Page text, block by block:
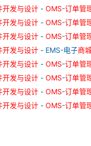
开发与设计 - OMS-订单管
开发与设计 - OMS-订单管
开发与设计 - OMS-订单管
开发与设计 - EMS-电子商
开发与设计 - OMS-订单管
开发与设计 - OMS-订单管
开发与设计 - OMS-订单管
开发与设计 - OMS-订单管